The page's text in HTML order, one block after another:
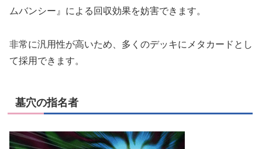
ムバンシー』による回収効果を妨害できます。
非常に汎用性が高いため、多くのデッキにメタカードとし
て採用できます。
墓穴の指名者